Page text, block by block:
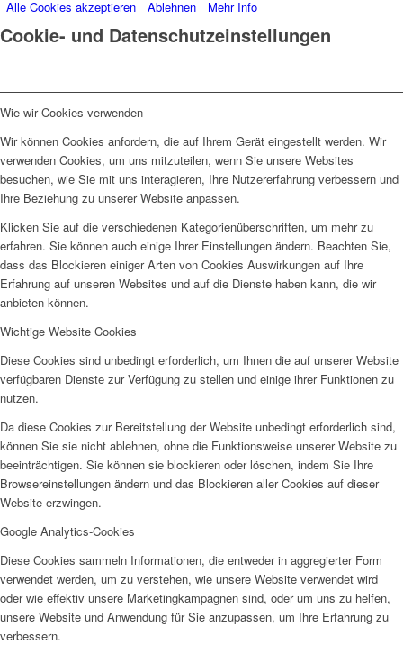
Alle Cookies akzeptieren
Ablehnen Mehr Info
Cookie- und Datenschutzeinstellungen
Wie wir Cookies verwenden
Wir können Cookies anfordern, die auf Ihrem Gerät eingestellt werden. Wir
verwenden Cookies, um uns mitzuteilen, wenn Sie unsere Websites
besuchen, wie Sie mit uns interagieren, Ihre Nutzererfahrung verbessern und
Ihre Beziehung zu unserer Website anpassen.
Klicken Sie auf die verschiedenen Kategorienüberschriften, um mehr zu
erfahren. Sie können auch einige Ihrer Einstellungen ändern. Beachten Sie,
dass das Blockieren einiger Arten von Cookies Auswirkungen auf Ihre
Erfahrung auf unseren Websites und auf die Dienste haben kann, die wir
anbieten können.
Wichtige Website Cookies
Diese Cookies sind unbedingt erforderlich, um Ihnen die auf unserer Website
verfügbaren Dienste zur Verfügung zu stellen und einige ihrer Funktionen zu
nutzen.
Da diese Cookies zur Bereitstellung der Website unbedingt erforderlich sind,
können Sie sie nicht ablehnen, ohne die Funktionsweise unserer Website zu
beeinträchtigen. Sie können sie blockieren oder löschen, indem Sie Ihre
Browsereinstellungen ändern und das Blockieren aller Cookies auf dieser
Website erzwingen.
Google Analytics-Cookies
Diese Cookies sammeln Informationen, die entweder in aggregierter Form
verwendet werden, um zu verstehen, wie unsere Website verwendet wird
oder wie effektiv unsere Marketingkampagnen sind, oder um uns zu helfen,
unsere Website und Anwendung für Sie anzupassen, um Ihre Erfahrung zu
verbessern.